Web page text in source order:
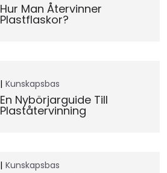
Hur Man Återvinner
Plastflaskor?
Kunskapsbas
En Nybörjarguide Till
Plaståtervinning
Kunskapsbas